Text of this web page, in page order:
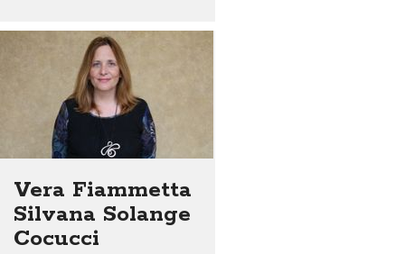
Vera Fiammetta
Silvana Solange
Cocucci